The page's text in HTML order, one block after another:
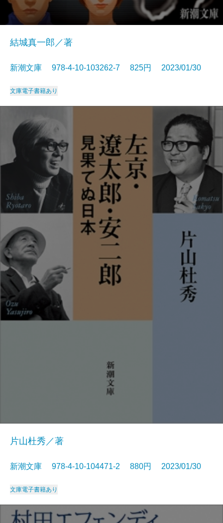
結城真一郎／著
新潮文庫 978-4-10-103262-7 825円 2023/01/30
文庫電子書籍あり
片山杜秀／著
新潮文庫 978-4-10-104471-2 880円 2023/01/30
文庫電子書籍あり